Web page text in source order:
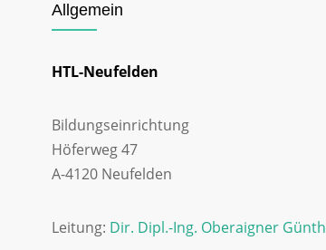
Allgemein
HTL-Neufelden
Bildungseinrichtung
Höferweg 47
A-4120 Neufelden
Leitung: Dir. Dipl.-Ing. Oberaigner